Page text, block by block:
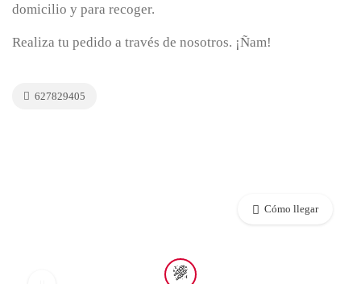
domicilio y para recoger.
Realiza tu pedido a través de nosotros. ¡Ñam!
627829405
Cómo llegar